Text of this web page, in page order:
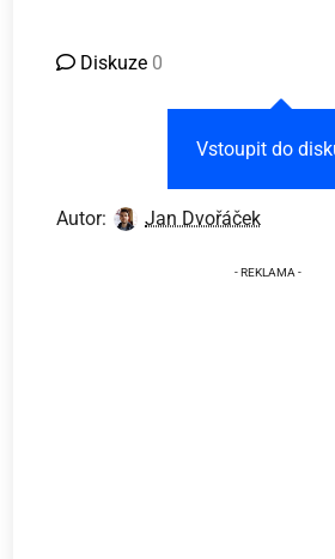
Diskuze 0
Vstoupit do
Autor: Jan Dvořáček